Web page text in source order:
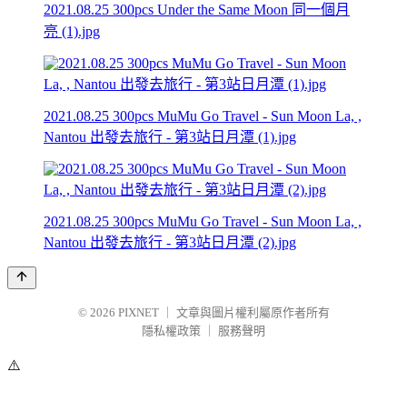
2021.08.25 300pcs Under the Same Moon 同一個月
亮 (1).jpg
2021.08.25 300pcs MuMu Go Travel - Sun Moon La, ,
Nantou 出發去旅行 - 第3站日月潭 (1).jpg
2021.08.25 300pcs MuMu Go Travel - Sun Moon La, ,
Nantou 出發去旅行 - 第3站日月潭 (2).jpg
© 2026 PIXNET
文章與圖片權利屬原作者所有
隱私權政策
服務聲明
⚠️